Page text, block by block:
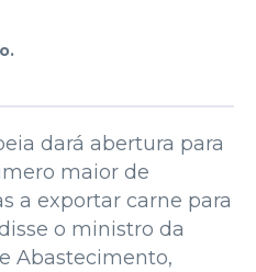
dará abertura para
maior de
a exportar carne para
o ministro da
Abastecimento,